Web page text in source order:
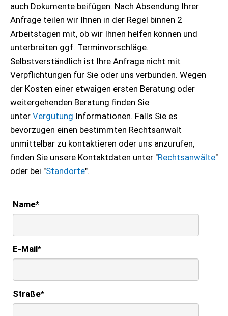
auch Dokumente beifügen. Nach Absendung Ihrer
Anfrage teilen wir Ihnen in der Regel binnen 2
Arbeitstagen mit, ob wir Ihnen helfen können und
unterbreiten ggf. Terminvorschläge.
Selbstverständlich ist Ihre Anfrage nicht mit
Verpflichtungen für Sie oder uns verbunden. Wegen
der Kosten einer etwaigen ersten Beratung oder
weitergehenden Beratung finden Sie
unter Vergütung Informationen. Falls Sie es
bevorzugen einen bestimmten Rechtsanwalt
unmittelbar zu kontaktieren oder uns anzurufen,
finden Sie unsere Kontaktdaten unter "Rechtsanwälte"
oder bei "Standorte".
Name*
E-Mail*
Straße*